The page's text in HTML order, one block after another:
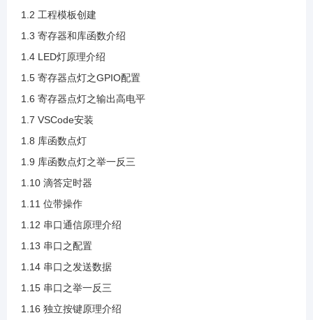
1.19 外部中断按键点灯
1.20 定时器原理介绍
1.2 工程模板创建
1.3 寄存器和库函数介绍
1.4 LED灯原理介绍
1.5 寄存器点灯之GPIO配置
1.6 寄存器点灯之输出高电平
1.7 VSCode安装
1.8 库函数点灯
1.9 库函数点灯之举一反三
1.10 滴答定时器
1.11 位带操作
1.12 串口通信原理介绍
1.13 串口之配置
1.14 串口之发送数据
1.15 串口之举一反三
1.16 独立按键原理介绍